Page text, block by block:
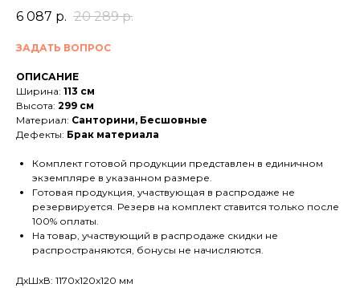
6 087 р. 20 289 р.
ЗАДАТЬ ВОПРОС
ОПИСАНИЕ
Ширина: 113 см
Высота: 299 см
Материал: Санторини, Бесшовные
Дефекты: Брак материала
Комплект готовой продукции представлен в единичном
экземпляре в указанном размере.
Готовая продукция, участвующая в распродаже не
резервируется. Резерв на комплект ставится только после
100% оплаты.
На товар, участвующий в распродаже скидки не
распространяются, бонусы не начисляются.
ДxШxВ: 1170x120x120 мм